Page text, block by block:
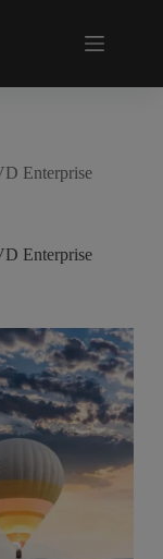
Enterprise
Enterprise